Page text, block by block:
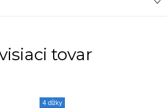
tovar
4 dĺžky